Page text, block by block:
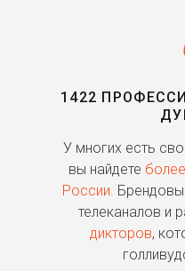
1422
У многих есть
вы найдете
России.
телеканалов и
дикторов,